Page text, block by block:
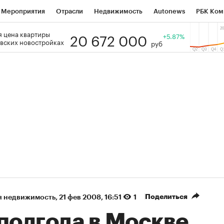
Мероприятия Отрасли Недвижимость Autonews РБК
РБК Образование Тренды
цена квартиры
новостройках
20 672 000 руб
+5.87%
недвижимость⁠, 21 фев 2008, 16:51 1 Поделиться